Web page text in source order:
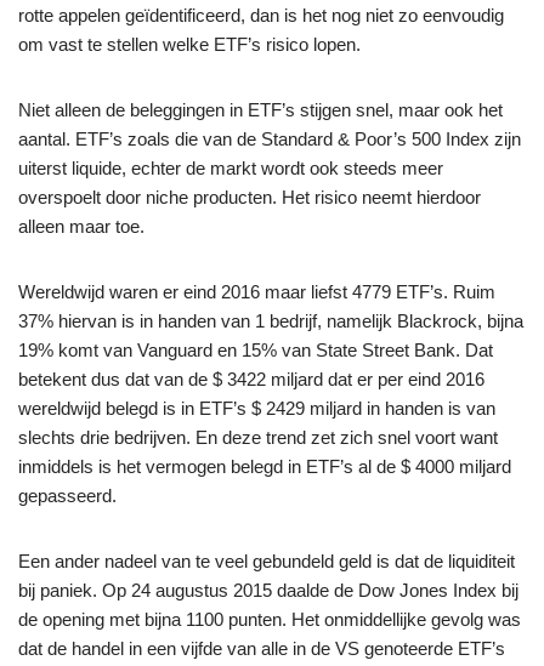
rotte appelen geïdentificeerd, dan is het nog niet zo eenvoudig
om vast te stellen welke ETF’s risico lopen.
Niet alleen de beleggingen in ETF’s stijgen snel, maar ook het
aantal. ETF’s zoals die van de Standard & Poor’s 500 Index zijn
uiterst liquide, echter de markt wordt ook steeds meer
overspoelt door niche producten. Het risico neemt hierdoor
alleen maar toe.
Wereldwijd waren er eind 2016 maar liefst 4779 ETF’s. Ruim
37% hiervan is in handen van 1 bedrijf, namelijk Blackrock, bijna
19% komt van Vanguard en 15% van State Street Bank. Dat
betekent dus dat van de $ 3422 miljard dat er per eind 2016
wereldwijd belegd is in ETF’s $ 2429 miljard in handen is van
slechts drie bedrijven. En deze trend zet zich snel voort want
inmiddels is het vermogen belegd in ETF’s al de $ 4000 miljard
gepasseerd.
Een ander nadeel van te veel gebundeld geld is dat de liquiditeit
bij paniek. Op 24 augustus 2015 daalde de Dow Jones Index bij
de opening met bijna 1100 punten. Het onmiddellijke gevolg was
dat de handel in een vijfde van alle in de VS genoteerde ETF’s